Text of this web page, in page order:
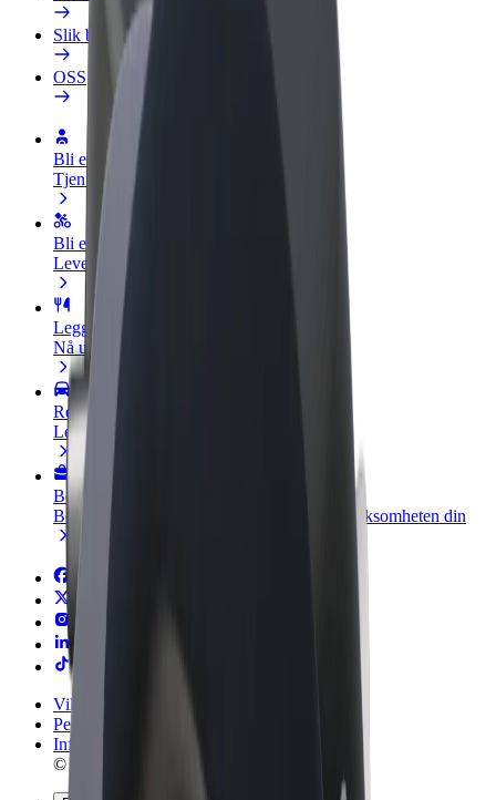
Slik blir du med
OSS
Bli en sjåfør
Tjen penger på egne vilkår
Bli et leveringsbud
Lever mat og få betalt ukentlig
Legg til en restaurant eller butikk
Nå ut til flere kunder og øk inntjeningen
Registrer deg som flåteeier
Legg til flåten din i Bolt og øk inntekten
Bolt for Business
Bolt-produkter og tjenester oppskalert for virksomheten din
Vilkår og betingelser
Personvern
Informasjonskapsler
© 2026 Bolt Technology OÜ